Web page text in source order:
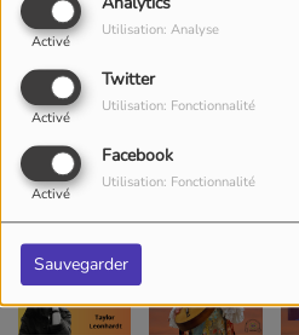
Activé
Utilisation: Analyse
Twitter
Activé
Utilisation: Fonctionnalité
Facebook
Activé
Utilisation: Fonctionnalité
Sauvegarder